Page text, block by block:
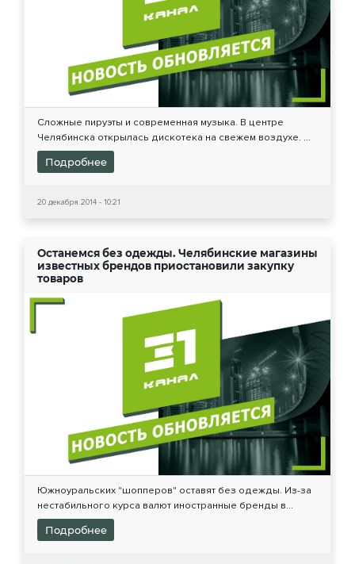
Сложные пируэты и современная музыка. В центре
Челябинска открылась дискотека на свежем воздухе. ...
Подробнее
20 декабря 2014 - 10:21
Останемся без одежды. Челябинские магазины
известных брендов приостановили закупку
товаров
Южноуральских "шопперов" оставят без одежды. Из-за
нестабильного курса валют иностранные бренды в...
Подробнее